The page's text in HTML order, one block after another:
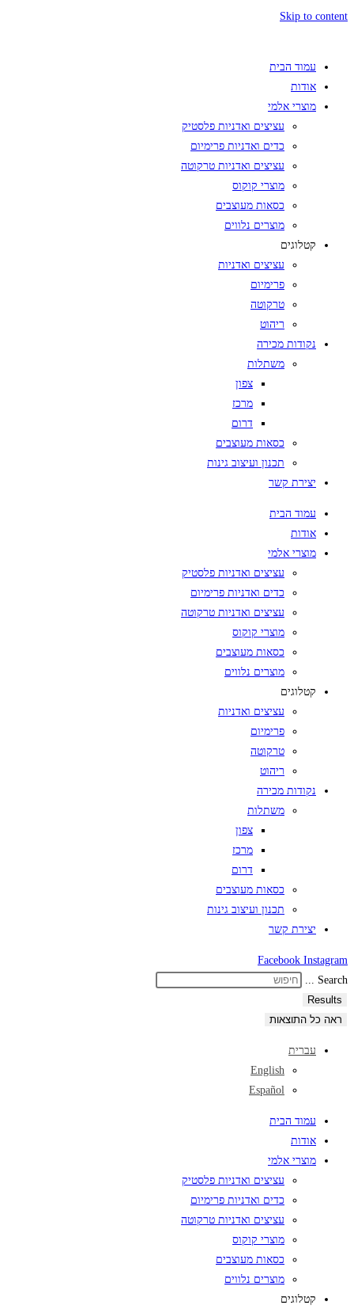
Skip to content
עמוד הבית
אודות
מוצרי אלמי
עציצים ואדניות פלסטיק
כדים ואדניות פרימיום
עציצים ואדניות טרקוטה
מוצרי קוקוס
כסאות מעוצבים
מוצרים נלווים
קטלוגים
עציצים ואדניות
פרימיום
טרקוטה
ריהוט
נקודות מכירה
משתלות
צפון
מרכז
דרום
כסאות מעוצבים
תכנון ועיצוב גינות
יצירת קשר
עמוד הבית
אודות
מוצרי אלמי
עציצים ואדניות פלסטיק
כדים ואדניות פרימיום
עציצים ואדניות טרקוטה
מוצרי קוקוס
כסאות מעוצבים
מוצרים נלווים
קטלוגים
עציצים ואדניות
פרימיום
טרקוטה
ריהוט
נקודות מכירה
משתלות
צפון
מרכז
דרום
כסאות מעוצבים
תכנון ועיצוב גינות
יצירת קשר
Facebook Instagram
Search ...
Results
ראה כל התוצאות
עברית
English
Español
עמוד הבית
אודות
מוצרי אלמי
עציצים ואדניות פלסטיק
כדים ואדניות פרימיום
עציצים ואדניות טרקוטה
מוצרי קוקוס
כסאות מעוצבים
מוצרים נלווים
קטלוגים